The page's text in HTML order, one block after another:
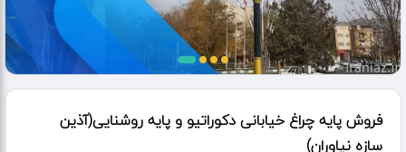
فروش پایه چراغ خیابانی دکوراتیو و پایه روشنایی(آذین
سازه نیاوران)